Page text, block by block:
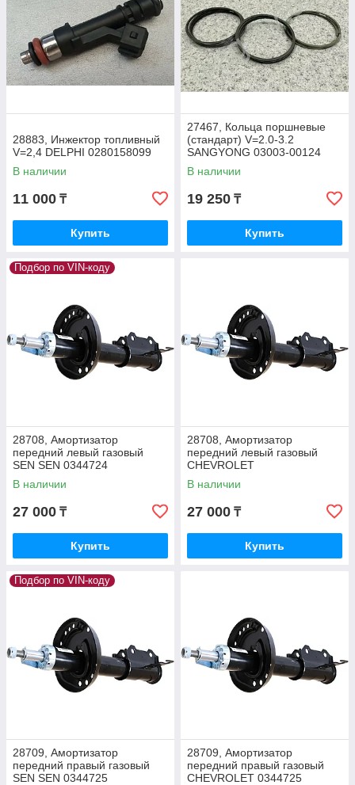
28883, Инжектор топливный
V=2,4 DELPHI 0280158099
В наличии
11 000 ₸
Купить
27467, Кольца поршневые
(стандарт) V=2.0-3.2
SANGYONG 03003-00124
В наличии
19 250 ₸
Купить
Подбор по VIN-коду
28708, Амортизатор
передний левый газовый
SEN SEN 0344724
В наличии
27 000 ₸
Купить
28708, Амортизатор
передний левый газовый
CHEVROLET
В наличии
27 000 ₸
Купить
Подбор по VIN-коду
28709, Амортизатор
передний правый газовый
SEN SEN 0344725
28709, Амортизатор
передний правый газовый
СHEVROLET 0344725